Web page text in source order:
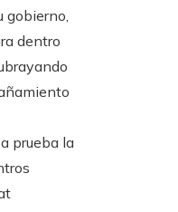
dentro
prueba la